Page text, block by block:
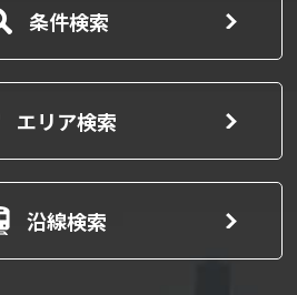
条件検索
エリア検索
沿線検索